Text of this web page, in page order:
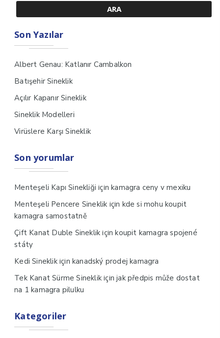
Son Yazılar
Albert Genau: Katlanır Cambalkon
Batışehir Sineklik
Açılır Kapanır Sineklik
Sineklik Modelleri
Virüslere Karşı Sineklik
Son yorumlar
Menteşeli Kapı Sinekliği içinkamagra ceny v mexiku
Menteşeli Pencere Sineklik için kde si mohu koupit
kamagra samostatně
Çift Kanat Duble Sineklik içinkoupit kamagra spojené
státy
Kedi Sineklikiçin kanadský prodej kamagra
Tek Kanat Sürme Sineklikiçinjak předpis může dostat
na 1 kamagra pilulku
Kategoriler